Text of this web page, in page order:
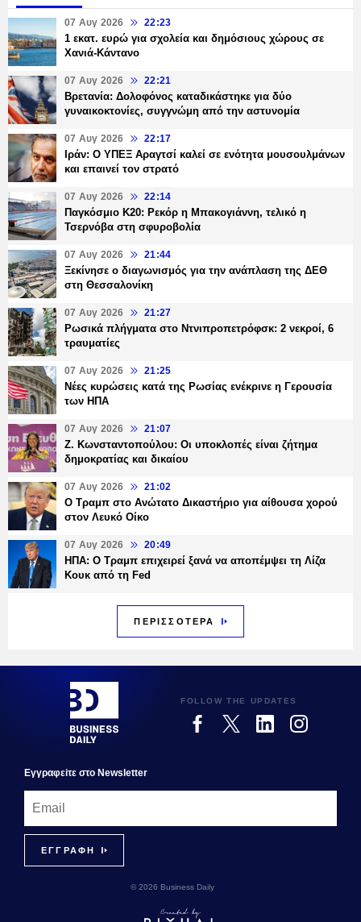
07 Αυγ 2026 22:23
1 εκατ. ευρώ για σχολεία και δημόσιους χώρους σε
Χανιά-Κάντανο
07 Αυγ 2026 22:21
Βρετανία: Δολοφόνος καταδικάστηκε για δύο
γυναικοκτονίες, συγγνώμη από την αστυνομία
07 Αυγ 2026 22:17
Ιράν: Ο ΥΠΕΞ Αραγτσί καλεί σε ενότητα μουσουλμάνων
και επαινεί τον στρατό
07 Αυγ 2026 22:14
Παγκόσμιο Κ20: Ρεκόρ η Μπακογιάννη, τελικό η
Τσερνόβα στη σφυροβολία
07 Αυγ 2026 21:44
Ξεκίνησε ο διαγωνισμός για την ανάπλαση της ΔΕΘ
στη Θεσσαλονίκη
07 Αυγ 2026 21:27
Ρωσικά πλήγματα στο Ντνιπροπετρόφσκ: 2 νεκροί, 6
τραυματίες
07 Αυγ 2026 21:25
Νέες κυρώσεις κατά της Ρωσίας ενέκρινε η Γερουσία
των ΗΠΑ
07 Αυγ 2026 21:07
Ζ. Κωνσταντοπούλου: Οι υποκλοπές είναι ζήτημα
δημοκρατίας και δικαίου
07 Αυγ 2026 21:02
Ο Τραμπ στο Ανώτατο Δικαστήριο για αίθουσα χορού
στον Λευκό Οίκο
07 Αυγ 2026 20:49
ΗΠΑ: Ο Τραμπ επιχειρεί ξανά να αποπέμψει τη Λίζα
Κουκ από τη Fed
ΠΕΡΙΣΣΟΤΕΡΑ
FOLLOW THE UPDATES
Εγγραφεiτε στο Newsletter
© 2026 Business Daily